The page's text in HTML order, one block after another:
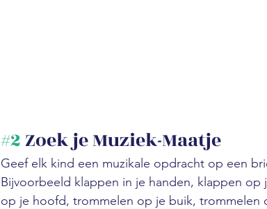
#2 Zoek je Muziek-Maatje
Geef elk kind een muzikale opdracht op een
Bijvoorbeeld klappen in je handen, klappen
op je hoofd, trommelen op je buik,